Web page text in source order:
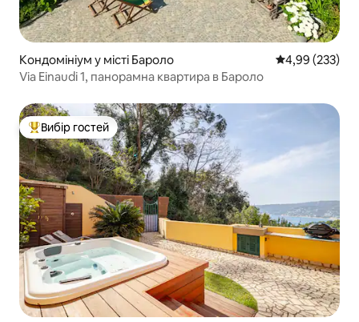
Кондомініум у місті Бароло Середня
4,99 (233)
Via Einaudi 1, панорамна квартира в Бароло
Топ вибір гостей
Вибір гостей